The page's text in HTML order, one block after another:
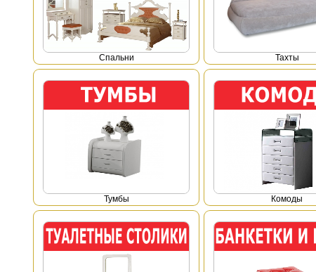
Спальни Тахты
Тумбы Комоды